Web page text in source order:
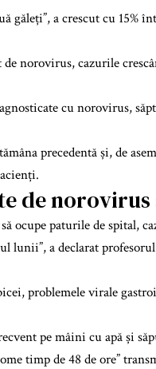
găleți”, a crescut cu 15%
norovirus, cazurile
cu norovirus,
precedentă și, de
de
ocupe paturile de spital,
lunii”, a declarat
problemele virale
pe mâini cu apă și
timp de 48 de ore”